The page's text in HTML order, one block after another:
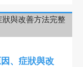
、症狀與改